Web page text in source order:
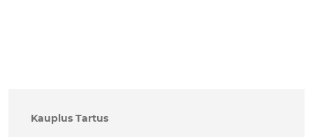
Kauplus Tartus